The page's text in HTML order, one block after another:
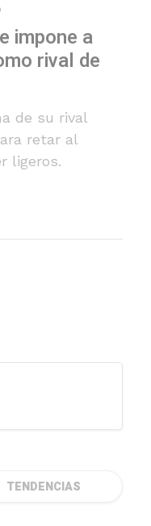
impone a
rival de
de su rival
retar al
ligeros.
TENDENCIAS